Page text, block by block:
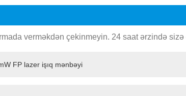
verməkdən çekinmeyin. 24 saat ərzində